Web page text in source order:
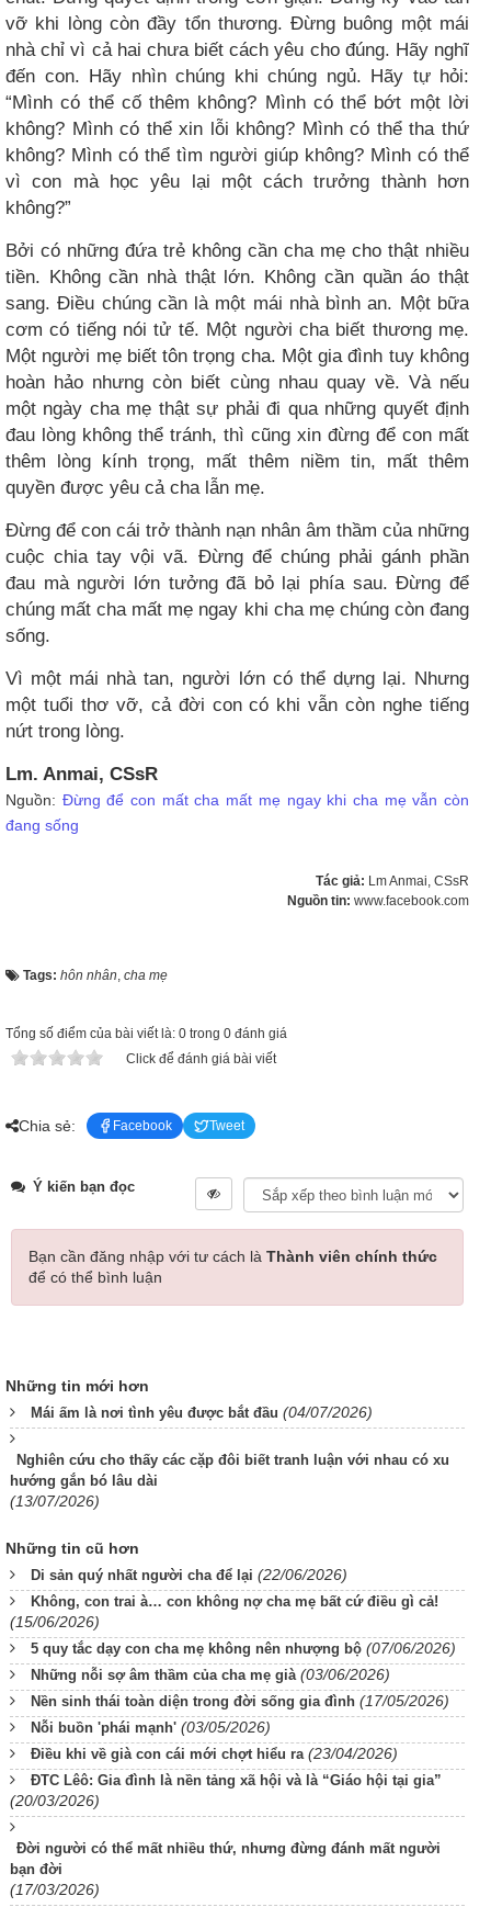
vỡ khi lòng còn đầy tổn thương. Đừng buông một mái
nhà chỉ vì cả hai chưa biết cách yêu cho đúng. Hãy nghĩ
đến con. Hãy nhìn chúng khi chúng ngủ. Hãy tự hỏi:
“Mình có thể cố thêm không? Mình có thể bớt một lời
không? Mình có thể xin lỗi không? Mình có thể tha thứ
không? Mình có thể tìm người giúp không? Mình có thể
vì con mà học yêu lại một cách trưởng thành hơn
không?”
Bởi có những đứa trẻ không cần cha mẹ cho thật nhiều
tiền. Không cần nhà thật lớn. Không cần quần áo thật
sang. Điều chúng cần là một mái nhà bình an. Một bữa
cơm có tiếng nói tử tế. Một người cha biết thương mẹ.
Một người mẹ biết tôn trọng cha. Một gia đình tuy không
hoàn hảo nhưng còn biết cùng nhau quay về. Và nếu
một ngày cha mẹ thật sự phải đi qua những quyết định
đau lòng không thể tránh, thì cũng xin đừng để con mất
thêm lòng kính trọng, mất thêm niềm tin, mất thêm
quyền được yêu cả cha lẫn mẹ.
Đừng để con cái trở thành nạn nhân âm thầm của những
cuộc chia tay vội vã. Đừng để chúng phải gánh phần
đau mà người lớn tưởng đã bỏ lại phía sau. Đừng để
chúng mất cha mất mẹ ngay khi cha mẹ chúng còn đang
sống.
Vì một mái nhà tan, người lớn có thể dựng lại. Nhưng
một tuổi thơ vỡ, cả đời con có khi vẫn còn nghe tiếng
nứt trong lòng.
Lm. Anmai, CSsR
Nguồn: Đừng để con mất cha mất mẹ ngay khi cha mẹ vẫn còn
đang sống
Tác giả: Lm Anmai, CSsR
Nguồn tin: www.facebook.com
Tags: hôn nhân, cha mẹ
Tổng số điểm của bài viết là: 0 trong 0 đánh giá
Click để đánh giá bài viết
Chia sẻ: Facebook Tweet
Ý kiến bạn đọc
Bạn cần đăng nhập với tư cách là Thành viên chính thức
để có thể bình luận
Những tin mới hơn
Mái ấm là nơi tình yêu được bắt đầu (04/07/2026)
Nghiên cứu cho thấy các cặp đôi biết tranh luận với nhau có xu
hướng gắn bó lâu dài
(13/07/2026)
Những tin cũ hơn
Di sản quý nhất người cha để lại (22/06/2026)
Không, con trai à… con không nợ cha mẹ bất cứ điều gì cả!
(15/06/2026)
5 quy tắc dạy con cha mẹ không nên nhượng bộ (07/06/2026)
Những nỗi sợ âm thầm của cha mẹ già (03/06/2026)
Nền sinh thái toàn diện trong đời sống gia đình (17/05/2026)
Nỗi buồn 'phái mạnh' (03/05/2026)
Điều khi về già con cái mới chợt hiểu ra (23/04/2026)
ĐTC Lêô: Gia đình là nền tảng xã hội và là “Giáo hội tại gia”
(20/03/2026)
Đời người có thể mất nhiều thứ, nhưng đừng đánh mất người
bạn đời
(17/03/2026)